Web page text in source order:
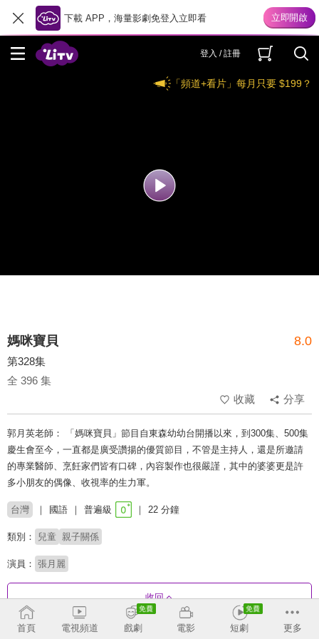
下載 APP，海量影劇免登入立即看
登入 / 註冊
「頻道+看片」每月只要 $199？
媽咪寶貝 8.0
第328集
全 396 集
收藏
分享
郭月英老師： 「媽咪寶貝」節目自東森幼幼台開播以來，到300集、500集
慶生會至今，一直都是廣受讚揚的優質節目，不管是主持人，還是所邀請
的專業醫師、烹飪家們皆有口碑，內容製作也很嚴謹，其中的婆婆更是許
多小朋友的偶像、收視率的生力軍。
台灣 國語 普遍級 22 分鐘
類別： 兒童 親子關係
演員： 張月麗
收回
首頁 電視頻道 戲劇 電影 短劇 更多